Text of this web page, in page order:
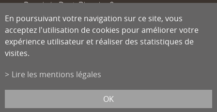
Rue de la Dent-Blanche 8
CH-1950
Sion
Tél.
info@droguiste.net
En poursuivant votre navigation sur ce site, vous
acceptez l'utilisation de cookies pour améliorer votre
expérience utilisateur et réaliser des statistiques de
visites.
Lire les mentions légales
OK